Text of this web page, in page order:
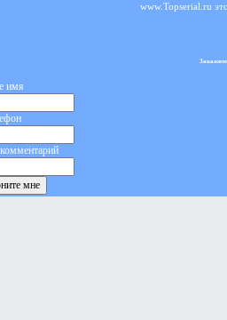
www.Topserial.ru
имя